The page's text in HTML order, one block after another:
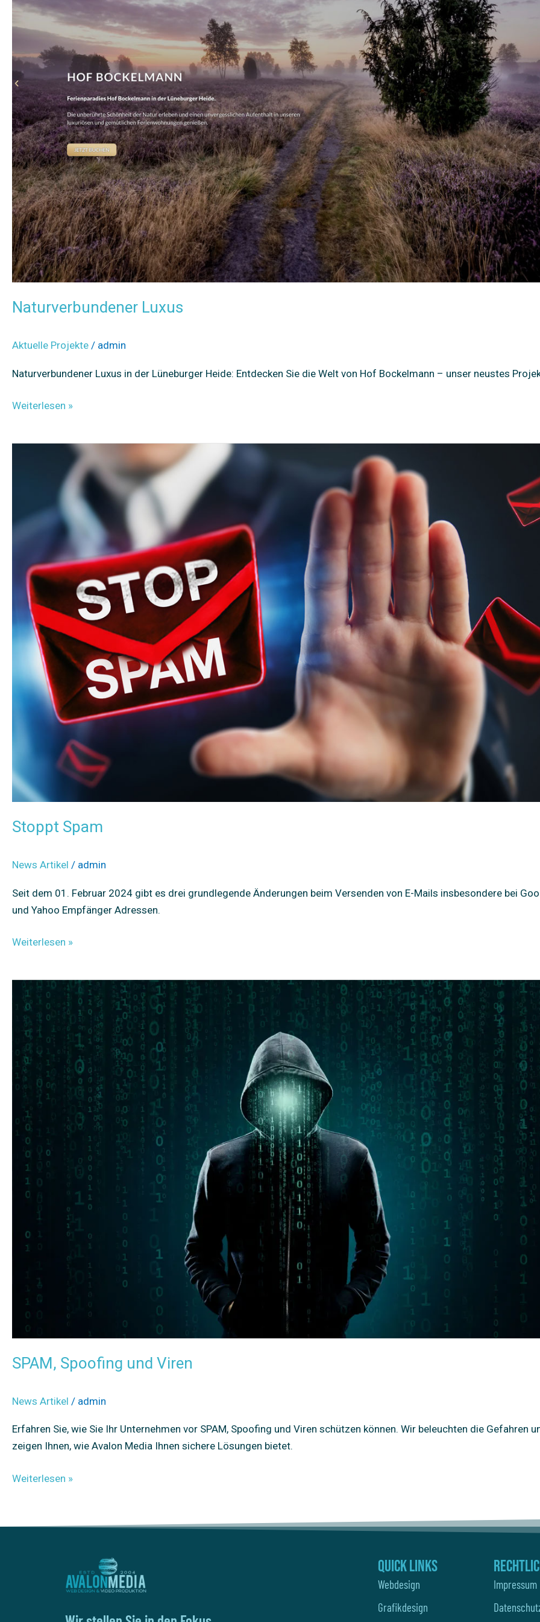
Naturverbundener Luxus
Aktuelle Projekte / admin
Naturverbundener Luxus in der Lüneburger Heide: Entdecken Sie die Welt von Hof Bockelmann – unser neustes
Weiterlesen »
Stoppt Spam
News Artikel / admin
Seit dem 01. Februar 2024 gibt es drei grundlegende Änderungen beim Versenden von E-Mails insbesondere bei
und Yahoo Empfänger Adressen.
Weiterlesen »
SPAM, Spoofing und Viren
News Artikel / admin
Erfahren Sie, wie Sie Ihr Unternehmen vor SPAM, Spoofing und Viren schützen können. Wir beleuchten die Gefahren
zeigen Ihnen, wie Avalon Media Ihnen sichere Lösungen bietet.
SPAM,
Spoofing
und
Viren
Weiterlesen »
Quick Links
Webdesign
Grafikdesign
Impressum